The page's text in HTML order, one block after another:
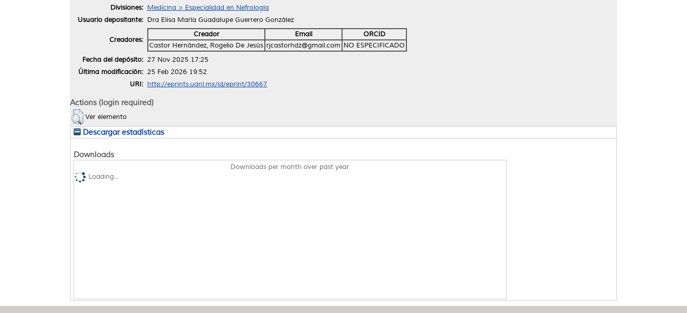
Divisiones: Medicina > Especialidad en Nefrología
Usuario depositante: Dra Elisa María Guadalupe Guerrero González
Creadores:
Creador Email
ORCID
Castor Hernández, Rogelio De Jesús rjcastorhdz@gmail.com NO ESPECIFICADO
Fecha del depósito: 27 Nov 2025 17:25
Última modificación: 25 Feb 2026 19:52
URI: http://eprints.uanl.mx/id/eprint/30667
Actions (login required)
Ver elemento
Descargar estadísticas
Downloads
Downloads per month over past year
Loading...